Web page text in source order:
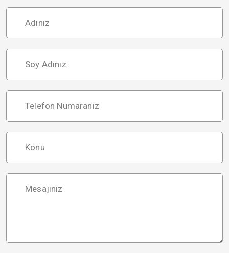
Adınız
Soy Adınız
Telefon Numaranız
Konu
Mesajınız